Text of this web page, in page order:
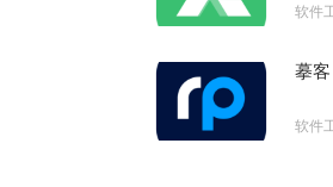
软件
摹
软件